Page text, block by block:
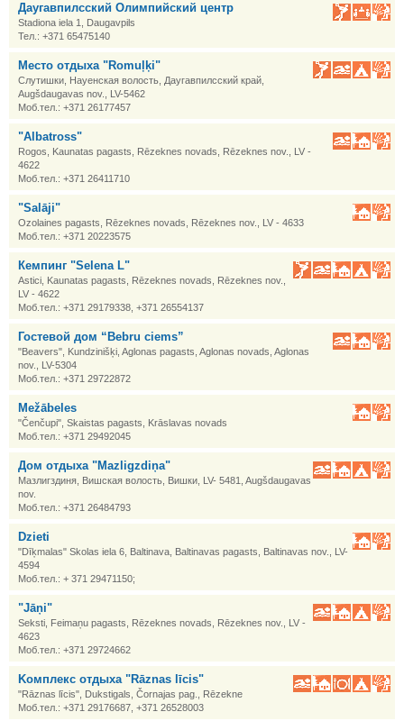
Даугавпилсский Олимпийский центр
Stadiona iela 1, Daugavpils
Тел.: +371 65475140
Место отдыха "Romuļķi"
Слутишки, Науенская волость, Даугавпилсский край,
Augšdaugavas nov., LV-5462
Моб.тел.: +371 26177457
"Albatross"
Rogos, Kaunatas pagasts, Rēzeknes novads, Rēzeknes nov., LV -
4622
Моб.тел.: +371 26411710
"Salāji"
Ozolaines pagasts, Rēzeknes novads, Rēzeknes nov., LV - 4633
Моб.тел.: +371 20223575
Кемпинг "Selena L"
Astici, Kaunatas pagasts, Rēzeknes novads, Rēzeknes nov.,
LV - 4622
Моб.тел.: +371 29179338, +371 26554137
Гостевой дом “Bebru ciems”
"Beavers", Kundzinišķi, Aglonas pagasts, Aglonas novads, Aglonas
nov., LV-5304
Моб.тел.: +371 29722872
Mežābeles
"Čenčupi", Skaistas pagasts, Krāslavas novads
Моб.тел.: +371 29492045
Дом отдыха "Mazligzdiņa"
Мазлигздиня, Вишская волость, Вишки, LV- 5481, Augšdaugavas
nov.
Моб.тел.: +371 26484793
Dzieti
"Dīķmalas" Skolas iela 6, Baltinava, Baltinavas pagasts, Baltinavas nov., LV-
4594
Моб.тел.: + 371 29471150;
"Jāņi"
Seksti, Feimaņu pagasts, Rēzeknes novads, Rēzeknes nov., LV -
4623
Моб.тел.: +371 29724662
Kомплекс отдыха "Rāznas līcis"
"Rāznas līcis", Dukstigals, Čornajas pag., Rēzekne
Моб.тел.: +371 29176687, +371 26528003